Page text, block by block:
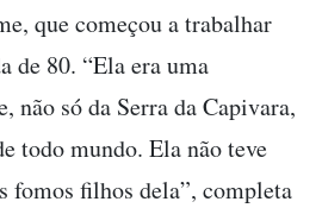
que começou a trabalhar
de 80. “Ela era uma
não só da Serra da Capivara,
todo mundo. Ela não teve
fomos filhos dela”, completa